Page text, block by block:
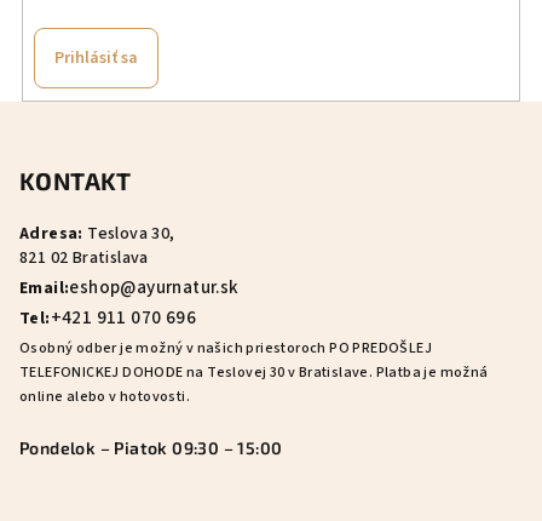
Prihlásiť sa
KONTAKT
Adresa: Teslova 30,
821 02 Bratislava
Email:eshop@ayurnatur.sk
Tel:+421 911 070 696
Osobný odber je možný v našich priestoroch PO PREDOŠLEJ
TELEFONICKEJ DOHODE na Teslovej 30 v Bratislave. Platba je možná
online alebo v hotovosti.
Pondelok – Piatok 09:30 – 15:00